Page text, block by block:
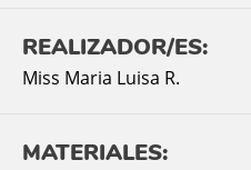
REALIZADOR/ES:
Miss Maria Luisa R.
MATERIALES: